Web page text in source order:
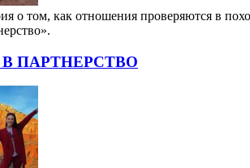
о том, как отношения проверяются в
В ПАРТНЕРСТВО